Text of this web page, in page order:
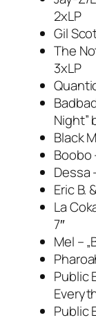
2xLP
Gil
The
3xLP
Night”
Black
Boobo
Dessa
Eric B.
La
7″
Mel –
Public
Public